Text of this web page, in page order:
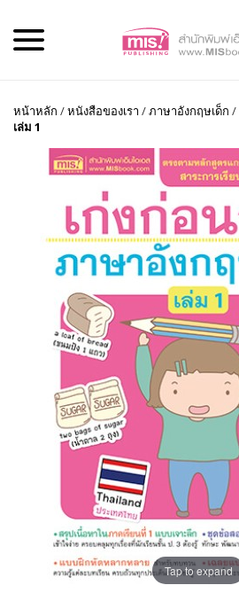
หน้าหลัก /หนังสือของเรา /ภาษาอังกฤษเด็ก /
เล่ม 1
Tap to expand